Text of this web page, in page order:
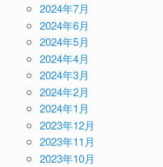
2024年7月
2024年6月
2024年5月
2024年4月
2024年3月
2024年2月
2024年1月
2023年12月
2023年11月
2023年10月